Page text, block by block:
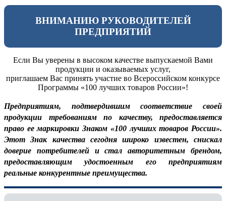
ВНИМАНИЮ РУКОВОДИТЕЛЕЙ
ПРЕДПРИЯТИЙ
Если Вы уверены в высоком качестве выпускаемой Вами
продукции и оказываемых услуг,
приглашаем Вас принять участие во Всероссийском конкурсе
Программы «100 лучших товаров России»!
Предприятиям, подтвердившим соответствие своей
продукции требованиям по качеству, предоставляется
право ее маркировки Знаком «100 лучших товаров России».
Этот Знак качества сегодня широко известен, снискал
доверие потребителей и стал авторитетным брендом,
предоставляющим удостоенным его предприятиям
реальные конкурентные преимущества.